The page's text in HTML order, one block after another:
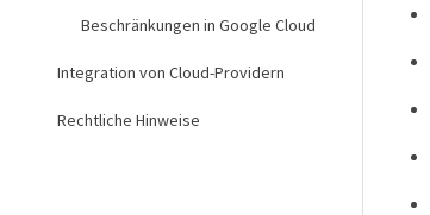
Beschränkungen in Google Cloud
Integration von Cloud-Providern
Rechtliche Hinweise